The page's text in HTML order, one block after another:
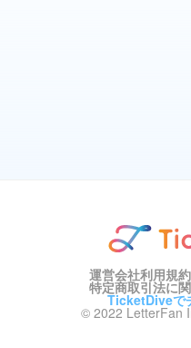
運営会社利用規約
特定商取引法に
TicketDiveで
© 2022 LetterFan